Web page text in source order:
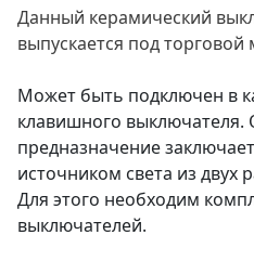
Данный керамический
выпускается под
Может быть подключен в
клавишного выключателя.
предназначение
источником света из
Для этого необходим
выключателей.